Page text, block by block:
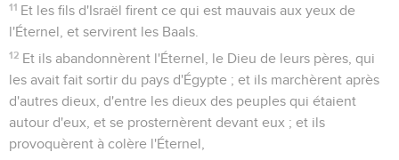
11 Et les fils d'Israël firent ce qui est mauvais aux yeux de
l'Éternel, et servirent les Baals.
12 Et ils abandonnèrent l'Éternel, le Dieu de leurs pères, qui
les avait fait sortir du pays d'Égypte ; et ils marchèrent après
d'autres dieux, d'entre les dieux des peuples qui étaient
autour d'eux, et se prosternèrent devant eux ; et ils
provoquèrent à colère l'Éternel,